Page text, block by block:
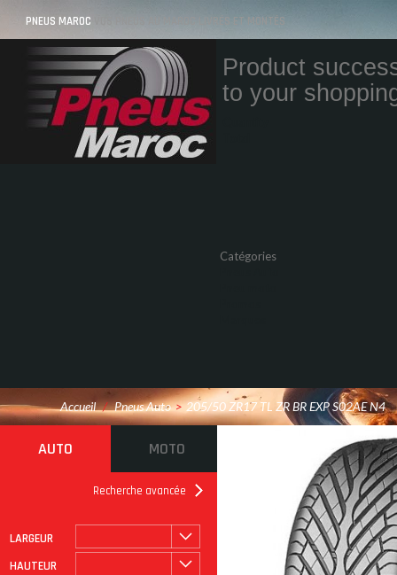
PNEUS MAROC VOS PNEUS AU MAROC LIVRÉS ET MONTÉS
Product
to your
Catégories
Accueil / Pneus Auto > 205/50 ZR17 TL ZR BR EXP S02AE N4
AUTO MOTO
Recherche avancée
LARGEUR
HAUTEUR
ROULAGE À PLAT